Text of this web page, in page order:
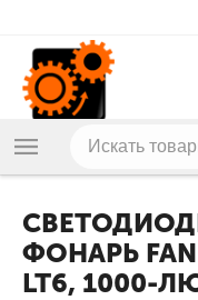
ФОНАРЬ
LT6, 1000-